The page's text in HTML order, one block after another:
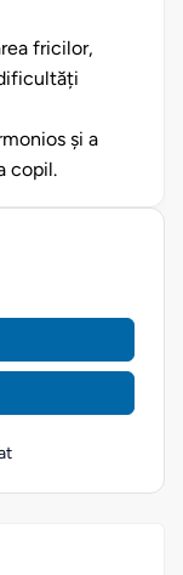
fricilor,
și a
copil.